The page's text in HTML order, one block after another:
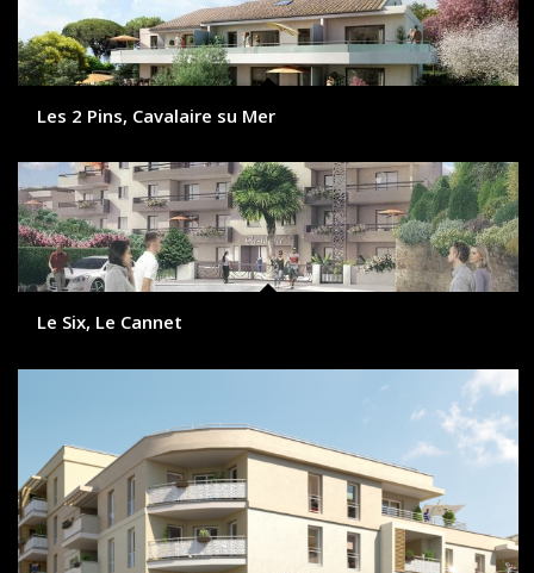
Les 2 Pins, Cavalaire su Mer
Le Six, Le Cannet